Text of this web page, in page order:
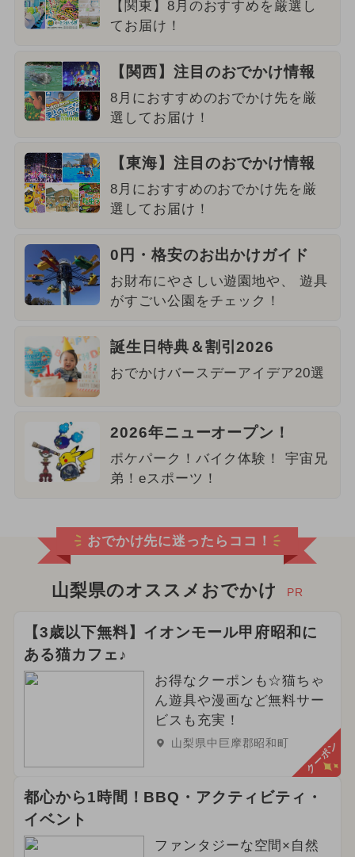
【関東】8月のおすすめを厳選し
てお届け！
【関西】注目のおでかけ情報
8月におすすめのおでかけ先を厳
選してお届け！
【東海】注目のおでかけ情報
8月におすすめのおでかけ先を厳
選してお届け！
0円・格安のお出かけガイド
お財布にやさしい遊園地や、 遊具
がすごい公園をチェック！
誕生日特典＆割引2026
おでかけバースデーアイデア20選
2026年ニューオープン！
ポケパーク！バイク体験！ 宇宙兄
弟！eスポーツ！
おでかけ先に迷ったらココ！
山梨県のオススメおでかけ PR
【3歳以下無料】イオンモール甲府昭和に
ある猫カフェ♪
お得なクーポンも☆猫ちゃ
ん遊具や漫画など無料サー
ビスも充実！
山梨県中巨摩郡昭和町 クーポン
都心から1時間！BBQ・アクティビティ・
イベント
ファンタジーな空間×自然